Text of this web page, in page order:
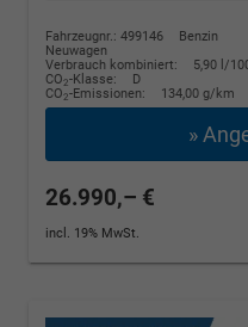
Fahrzeugnr.: 499146
Benzin
Neuwagen
Verbrauch kombiniert:
5,90 l/
CO2-Klasse:
D
CO2-Emissionen: 134,00 g/km
»
26.990,– €
incl. 19% MwSt.